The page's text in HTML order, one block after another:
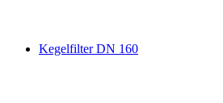
Kegelfilter DN 160